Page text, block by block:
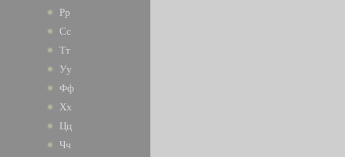
Рр
Сс
Тт
Уу
Фф
Хх
Цц
Чч